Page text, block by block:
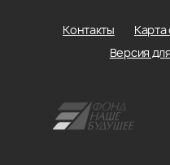
Контакты Карта
Версия